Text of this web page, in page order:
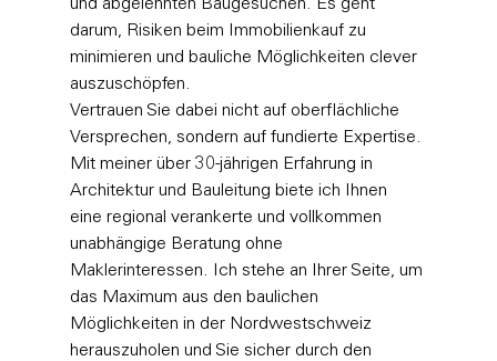
und abgelehnten Baugesuchen. Es geht
darum, Risiken beim Immobilienkauf zu
minimieren und bauliche Möglichkeiten clever
auszuschöpfen.
Vertrauen Sie dabei nicht auf oberflächliche
Versprechen, sondern auf fundierte Expertise.
Mit meiner über 30-jährigen Erfahrung in
Architektur und Bauleitung biete ich Ihnen
eine regional verankerte und vollkommen
unabhängige Beratung ohne
Maklerinteressen. Ich stehe an Ihrer Seite, um
das Maximum aus den baulichen
Möglichkeiten in der Nordwestschweiz
herauszuholen und Sie sicher durch den